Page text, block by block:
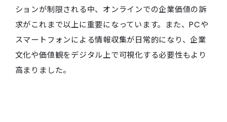
ションが制限される中、オンラインでの企業価値の訴
求がこれまで以上に重要になっています。また、PCや
スマートフォンによる情報収集が日常的になり、企業
文化や価値観をデジタル上で可視化する必要性もより
高まりました。